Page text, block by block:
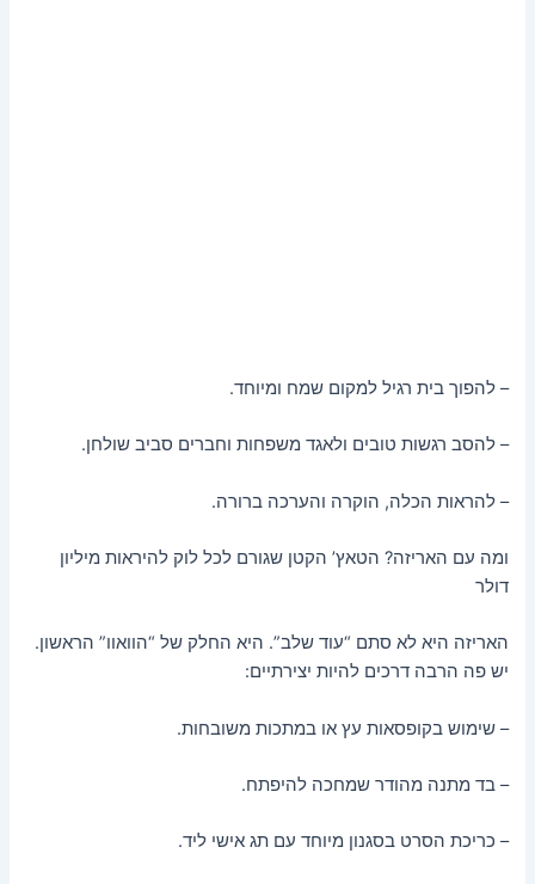
– להפוך בית רגיל למקום שמח ומיוחד.
– להסב רגשות טובים ולאגד משפחות וחברים סביב שולחן.
– להראות הכלה, הוקרה והערכה ברורה.
ומה עם האריזה? הטאץ’ הקטן שגורם לכל לוק להיראות מיליון
דולר
האריזה היא לא סתם “עוד שלב”. היא החלק של “הוואוו” הראשון.
יש פה הרבה דרכים להיות יצירתיים:
– שימוש בקופסאות עץ או במתכות משובחות.
– בד מתנה מהודר שמחכה להיפתח.
– כריכת הסרט בסגנון מיוחד עם תג אישי ליד.